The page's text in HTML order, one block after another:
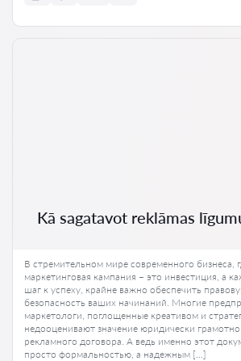
Kā sagatavot reklāmas
В стремительном мире современного бизнеса,
маркетинговая кампания – это инвестиция, а
шаг к успеху, крайне важно обеспечить
безопасность ваших начинаний. Многие
маркетологи, поглощенные креативом и
недооценивают значение юридически
рекламного договора. А ведь именно этот
просто формальностью, а надежным […]